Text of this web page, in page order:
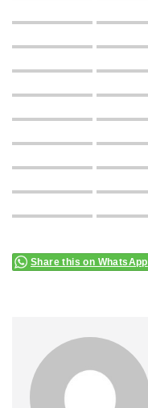
Share this on WhatsApp